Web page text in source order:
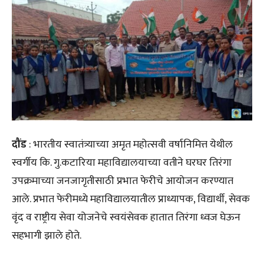
दौंड: भारतीय स्वातंत्र्याच्या अमृत महोत्सवी वर्षानिमित्त येथील
स्वर्गीय कि. गु.कटारिया महाविद्यालयाच्या वतीने घरघर तिरंगा
उपक्रमाच्या जनजागृतीसाठी प्रभात फेरीचे आयोजन करण्यात
आले. प्रभात फेरीमध्ये महाविद्यालयातील प्राध्यापक, विद्यार्थी, सेवक
वृंद व राष्ट्रीय सेवा योजनेचे स्वयंसेवक हातात तिरंगा ध्वज घेऊन
सहभागी झाले होते.